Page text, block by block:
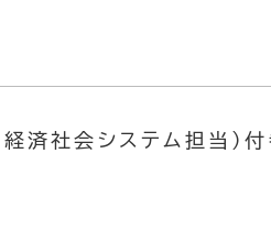
済社会システム担当）付